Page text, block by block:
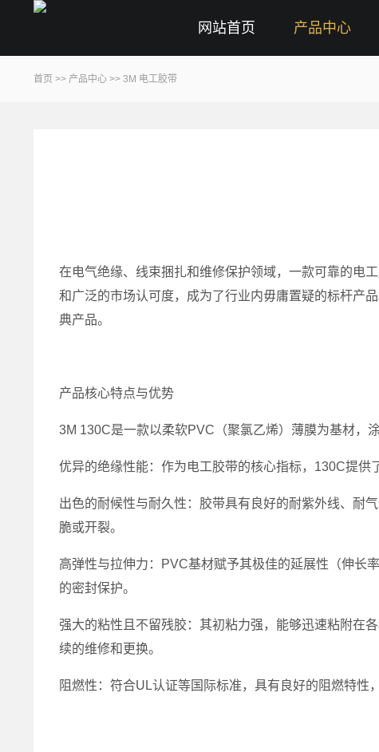
网站首页 产品中心
首页 >> 产品中心 >> 3M 电工胶带
在电气绝缘、线束捆扎和维修保护领域，一款可靠的电
和广泛的市场认可度，成为了行业内毋庸置疑的标杆产
典产品。
产品核心特点与优势
3M 130C是一款以柔软PVC（聚氯乙烯）薄膜为基材，
优异的绝缘性能：作为电工胶带的核心指标，130C提供
出色的耐候性与耐久性：胶带具有良好的耐紫外线、耐
脆或开裂。
高弹性与拉伸力：PVC基材赋予其极佳的延展性（伸长
的密封保护。
强大的粘性且不留残胶：其初粘力强，能够迅速粘附在
续的维修和更换。
阻燃性：符合UL认证等国际标准，具有良好的阻燃特性